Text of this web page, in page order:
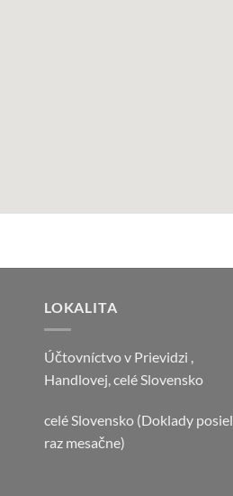
LOKALITA
Účtovníctvo v Prievidzi ,
Handlovej, celé Slovensko
celé Slovensko (Doklady
raz mesačne)